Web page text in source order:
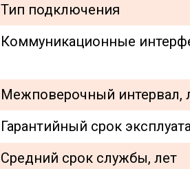
Тип подключения
Коммуникационные
Межповерочный интервал,
Гарантийный срок
Средний срок службы, лет